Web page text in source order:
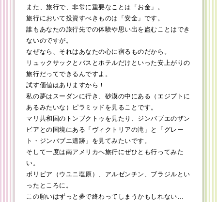
また、旅行で、非常に重要なことは「お金」。
旅行において投資すべきものは「安全」です。
誰もあなたの旅行先での体験や思い出を盗むことはでき
ないのですが。
なぜなら、それはあなたの心に宿るものだから。
リュックサックとバスとホテルだけといった安上がりの
旅行だってできるんですよ。
試す価値はありますから！
私の夢はスーダンに行き、砂漠の中にある（エジプトに
あるみたいな）ピラミッドを見ることです。
マリ共和国のトンブクトゥを見たり、ジンバブエのザン
ビアとの国境にある「ヴィクトリアの滝」と「グレー
ト・ジンバブエ遺跡」を見てみたいです。
そして一度は南アメリカへ旅行にぜひとも行ってみた
い。
ボリビア（ウユニ塩原）、アルゼンチン、ブラジルとい
ったところに。
この願いはずっと夢で終わってしまうかもしれない…